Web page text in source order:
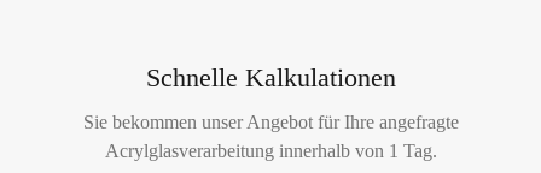
Schnelle Kalkulationen
Sie bekommen unser Angebot für Ihre angefragte
Acrylglasverarbeitung innerhalb von 1 Tag.